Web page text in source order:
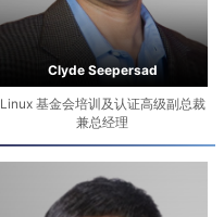
Clyde Seepersad
Linux 基金会培训及认证高级副总裁
兼总经理